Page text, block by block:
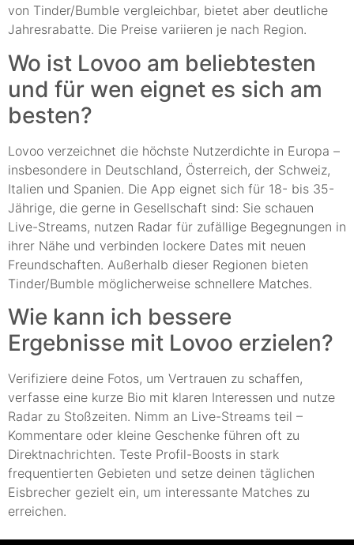
von Tinder/Bumble vergleichbar, bietet aber deutliche
Jahresrabatte. Die Preise variieren je nach Region.
Wo ist Lovoo am beliebtesten
und für wen eignet es sich am
besten?
Lovoo verzeichnet die höchste Nutzerdichte in Europa –
insbesondere in Deutschland, Österreich, der Schweiz,
Italien und Spanien. Die App eignet sich für 18- bis 35-
Jährige, die gerne in Gesellschaft sind: Sie schauen
Live-Streams, nutzen Radar für zufällige Begegnungen in
ihrer Nähe und verbinden lockere Dates mit neuen
Freundschaften. Außerhalb dieser Regionen bieten
Tinder/Bumble möglicherweise schnellere Matches.
Wie kann ich bessere
Ergebnisse mit Lovoo erzielen?
Verifiziere deine Fotos, um Vertrauen zu schaffen,
verfasse eine kurze Bio mit klaren Interessen und nutze
Radar zu Stoßzeiten. Nimm an Live-Streams teil –
Kommentare oder kleine Geschenke führen oft zu
Direktnachrichten. Teste Profil-Boosts in stark
frequentierten Gebieten und setze deinen täglichen
Eisbrecher gezielt ein, um interessante Matches zu
erreichen.